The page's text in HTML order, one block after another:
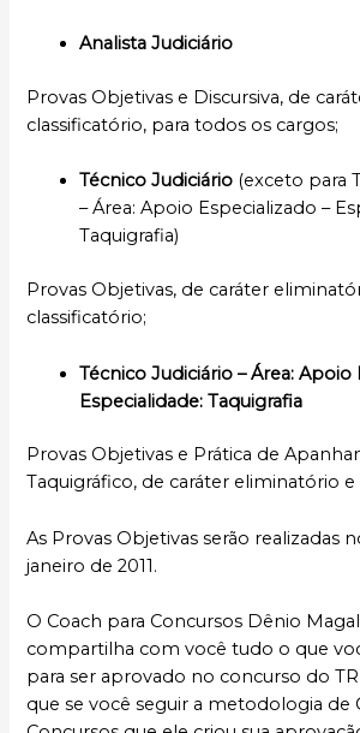
Analista Judiciário
Provas Objetivas e Discursiva, de
classificatório, para todos os cargos;
Técnico Judiciário (exceto para
– Área: Apoio Especializado –
Taquigrafia)
Provas Objetivas, de caráter
classificatório;
Técnico Judiciário – Área: Apoio
Especialidade: Taquigrafia
Provas Objetivas e Prática de
Taquigráfico, de caráter eliminatório e
As Provas Objetivas serão realizadas
janeiro de 2011.
O Coach para Concursos Dênio
compartilha com você tudo o que
para ser aprovado no concurso do
que se você seguir a metodologia de